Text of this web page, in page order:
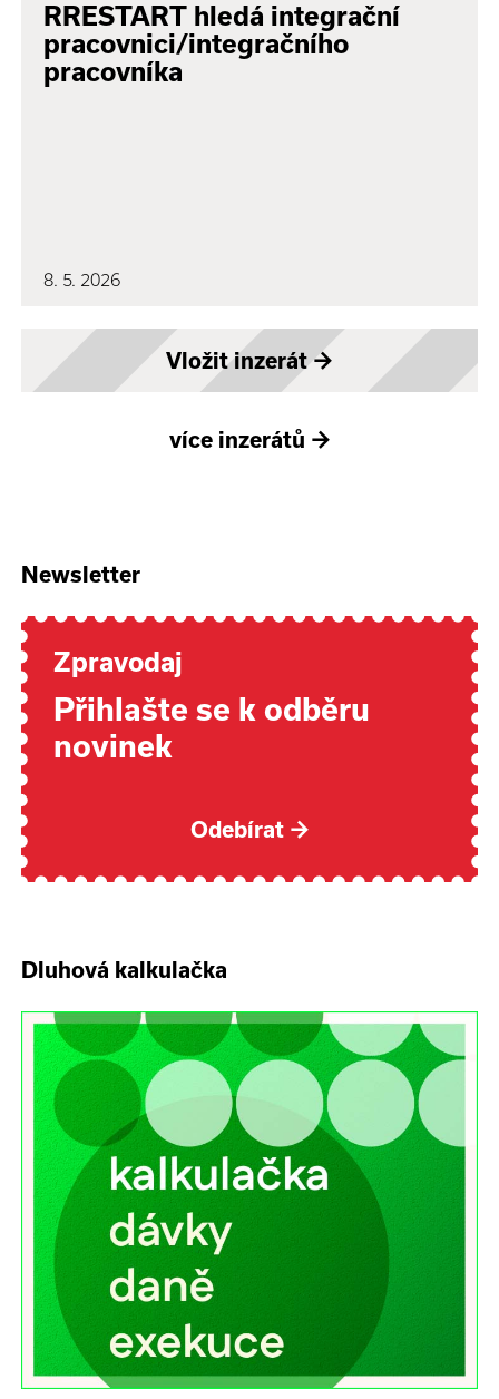
RRESTART hledá integrační
pracovnici/integračního
pracovníka
8. 5. 2026
Vložit inzerát→
více inzerátů →
Newsletter
Zpravodaj
Přihlašte se k odběru
novinek
Odebírat →
Dluhová kalkulačka